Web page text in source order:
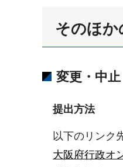
そのほか
変更・中
提出方法
以下のリンク
大阪府行政オ